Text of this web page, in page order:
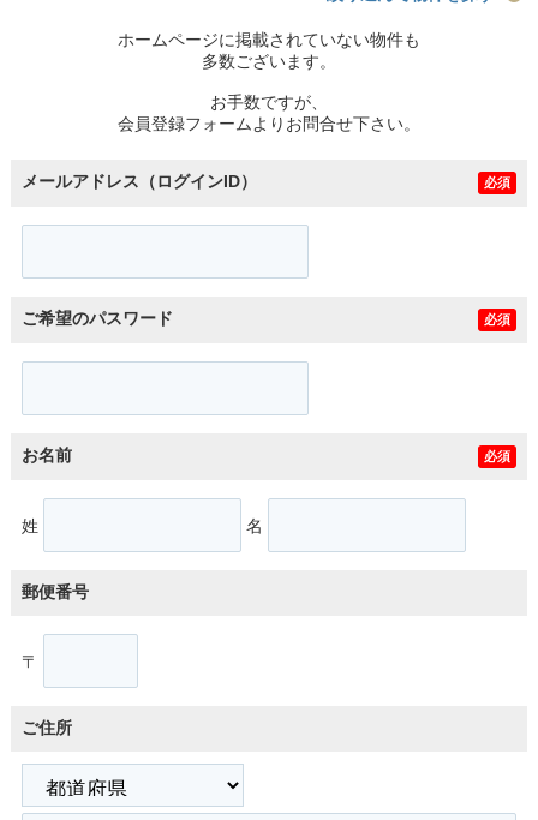
ホームページに掲載されていない物件も
多数ございます。
お手数ですが、
会員登録フォームよりお問合せ下さい。
メールアドレス（ログインID） 必須
ご希望のパスワード 必須
お名前 必須
姓 名
郵便番号
〒
ご住所